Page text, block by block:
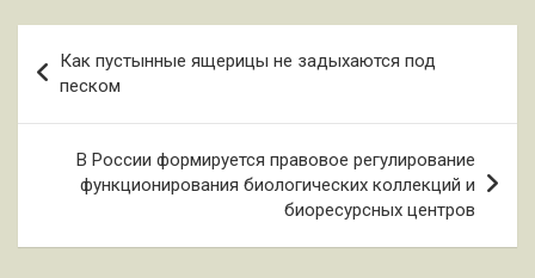
по
записям
Как пустынные ящерицы не задыхаются под
песком
В России формируется правовое регулирование
функционирования биологических коллекций и
биоресурсных центров